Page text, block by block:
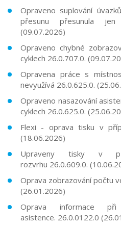
Opraveno suplování
přesunu přesunula
(09.07.2026)
Opraveno chybné
cyklech 26.0.707.0.
Opravena práce s
nevyužívá 26.0.625.0.
Opraveno nasazování
cyklech 26.0.625.0.
Flexi - oprava tisku v
(18.06.2026)
Upraveny tisky v
rozvrhu 26.0.609.0.
Oprava zobrazování počtu
(26.01.2026)
Oprava informace při
asistence. 26.0.0122.0